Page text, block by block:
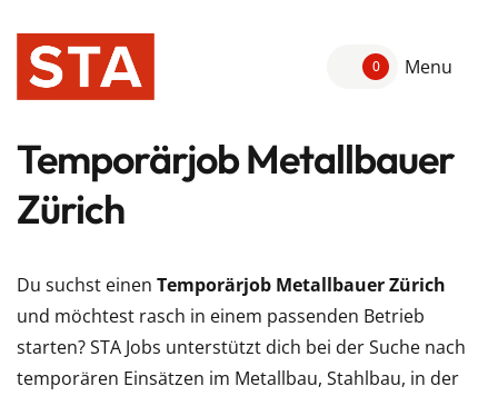
0 Menu
Temporärjob Metallbauer
Zürich
Du suchst einen Temporärjob Metallbauer Zürich
und möchtest rasch in einem passenden Betrieb
starten? STA Jobs unterstützt dich bei der Suche nach
temporären Einsätzen im Metallbau, Stahlbau, in der